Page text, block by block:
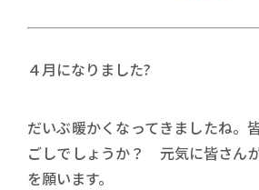
４月になりました?
だいぶ暖かくなってきましたね。
ごしでしょうか？ 元気に皆さん
を願います。